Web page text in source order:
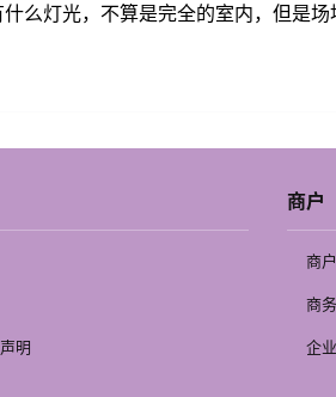
么灯光，不算是完全的室内，但是场
明
商户
商
商
企